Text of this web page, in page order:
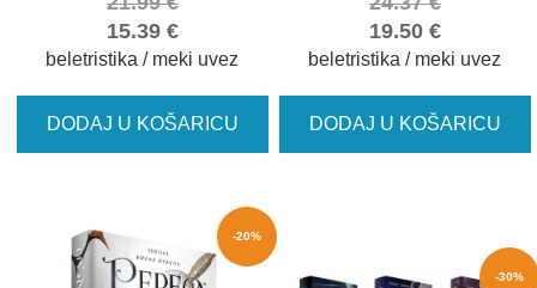
15.39 €
beletristika / meki uvez
DODAJ U KOŠARICU
19.50 €
beletristika / meki uvez
DODAJ U KOŠARICU
-20%
-30%